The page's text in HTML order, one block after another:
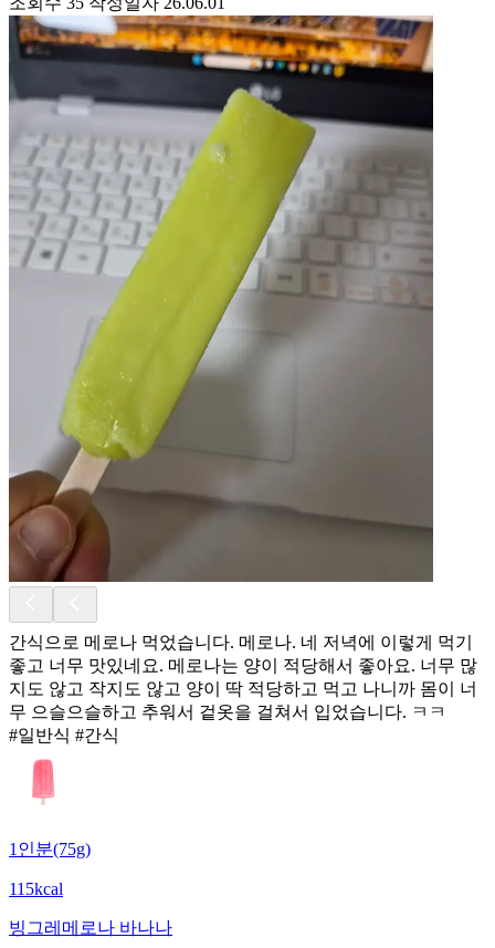
간식으로 메로나 먹었습니다. 메로나. 네 저녁에 이렇게 먹기
좋고 너무 맛있네요. 메로나는 양이 적당해서 좋아요. 너무 많
지도 않고 작지도 않고 양이 딱 적당하고 먹고 나니까 몸이 너
무 으슬으슬하고 추워서 겉옷을 걸쳐서 입었습니다. ㅋㅋ
#일반식 #간식
1인분(75g)
115kcal
빙그레 메로나 바나나